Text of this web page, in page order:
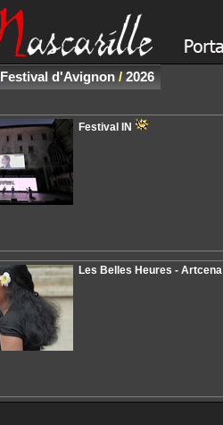
Festival d'Avignon/ 2026
Festival IN
Les Belles Heures - Artcena